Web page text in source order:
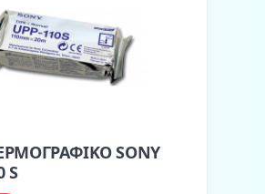
SONY
S